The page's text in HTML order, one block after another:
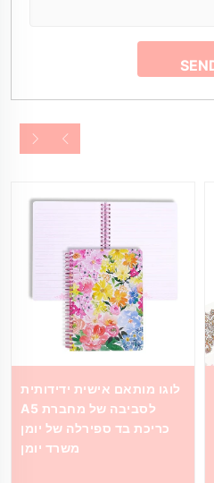
לוגו מותאם אישית ידידותית
לסביבה של מחברת A5
כריכת בד ספירלה של יומן
משרד יומן